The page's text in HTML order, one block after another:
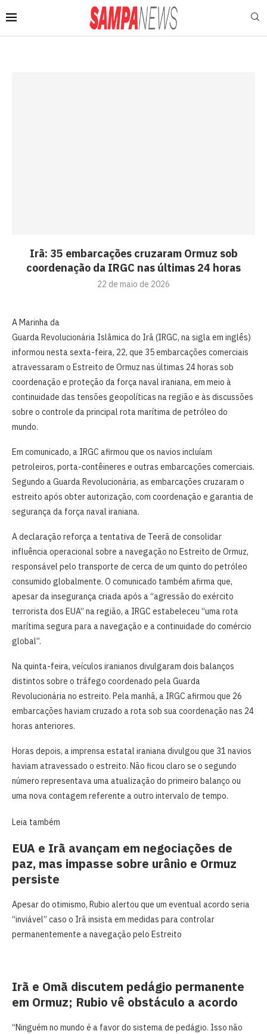
Irã: 35 embarcações cruzaram Ormuz sob
coordenação da IRGC nas últimas 24 horas
22 de maio de 2026
A Marinha da
Guarda Revolucionária Islâmica do Irã (IRGC, na sigla em inglês)
informou nesta sexta-feira, 22, que 35 embarcações comerciais
atravessaram o Estreito de Ormuz nas últimas 24 horas sob
coordenação e proteção da força naval iraniana, em meio à
continuidade das tensões geopolíticas na região e às discussões
sobre o controle da principal rota marítima de petróleo do
mundo.
Em comunicado, a IRGC afirmou que os navios incluíam
petroleiros, porta-contêineres e outras embarcações comerciais.
Segundo a Guarda Revolucionária, as embarcações cruzaram o
estreito após obter autorização, com coordenação e garantia de
segurança da força naval iraniana.
A declaração reforça a tentativa de Teerã de consolidar
influência operacional sobre a navegação no Estreito de Ormuz,
responsável pelo transporte de cerca de um quinto do petróleo
consumido globalmente. O comunicado também afirma que,
apesar da insegurança criada após a “agressão do exército
terrorista dos EUA” na região, a IRGC estabeleceu “uma rota
marítima segura para a navegação e a continuidade do comércio
global”.
Na quinta-feira, veículos iranianos divulgaram dois balanços
distintos sobre o tráfego coordenado pela Guarda
Revolucionária no estreito. Pela manhã, a IRGC afirmou que 26
embarcações haviam cruzado a rota sob sua coordenação nas 24
horas anteriores.
Horas depois, a imprensa estatal iraniana divulgou que 31 navios
haviam atravessado o estreito. Não ficou claro se o segundo
número representava uma atualização do primeiro balanço ou
uma nova contagem referente a outro intervalo de tempo.
Leia também
EUA e Irã avançam em negociações de
paz, mas impasse sobre urânio e Ormuz
persiste
Apesar do otimismo, Rubio alertou que um eventual acordo seria
“inviável” caso o Irã insista em medidas para controlar
permanentemente a navegação pelo Estreito
Irã e Omã discutem pedágio permanente
em Ormuz; Rubio vê obstáculo a acordo
“Ninguém no mundo é a favor do sistema de pedágio. Isso não